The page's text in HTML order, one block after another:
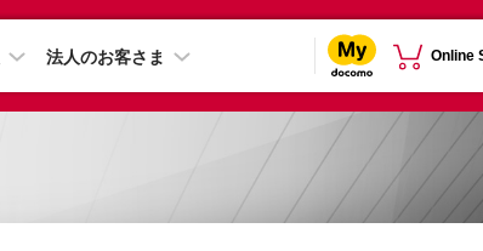
法人のお客さま Online